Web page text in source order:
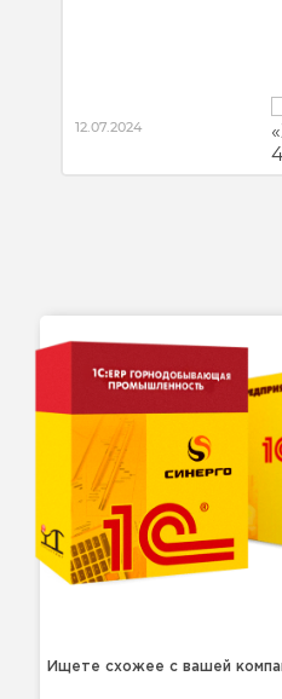
12.07.2024
Ищете схожее с вашей